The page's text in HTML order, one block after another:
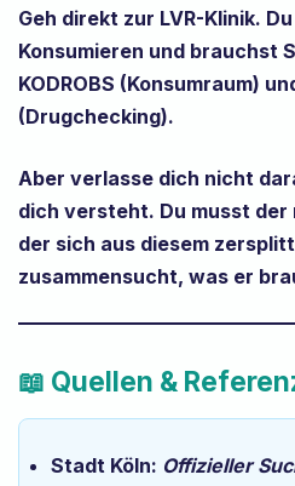
Geh direkt zur LVR-Klinik.
Konsumieren und brauchst
KODROBS (Konsumraum)
(Drugchecking).
Aber verlasse dich nicht
dich versteht. Du musst der
der sich aus diesem
zusammensucht, was er
📖 Quellen &
Stadt Köln: Offizieller